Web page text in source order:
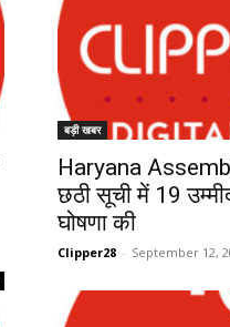
बड़ी खबर
Haryana
छठी सूची में 19
घोषणा की
Clipper28 - September 12,